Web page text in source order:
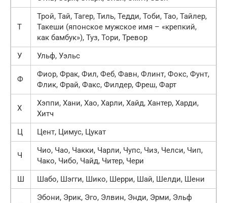
Т
Трой, Тай, Тагер, Тиль, Тедди, Тоби, Тао, Тайлер,
Такеши (японское мужское имя – «крепкий,
как бамбук»), Туз, Тори, Тревор
У
Ульф, Уэльс
Ф
Фиор, Фрак, Фил, Феб, Фавн, Флинт, Фокс, Фунт,
Флик, Фрай, Факс, Филдер, Фреш, Фарт
Х
Хэппи, Хани, Хао, Харли, Хайд, Хантер, Харди,
Хитч
Ц
Цент, Цимус, Цукат
Ч
Чио, Чао, Чакки, Чарли, Чупс, Чиз, Челси, Чип,
Чако, Чибо, Чайд, Читер, Чери
Ш
Шабо, Шэгги, Шико, Шерри, Шай, Шелди, Шени
Эбони, Эрик, Эго, Элвин, Энди, Эрми, Эльф